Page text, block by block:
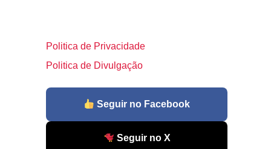
Politica de Privacidade
Politica de Divulgação
Seguir no Facebook
Seguir no X